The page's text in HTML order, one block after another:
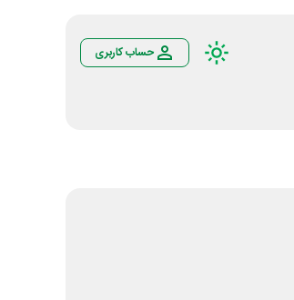
حساب کاربری